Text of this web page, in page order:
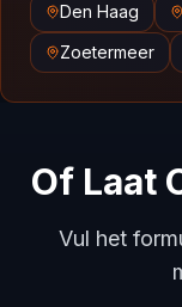
Den Haag
Zoetermeer
Of Laat
Vul het